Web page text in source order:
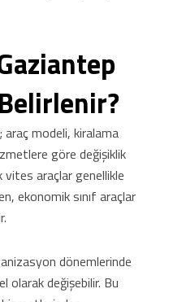
modeli, kiralama
göre değişiklik
araçlar genellikle
ekonomik sınıf araçlar
dönemlerinde
olarak değişebilir. Bu